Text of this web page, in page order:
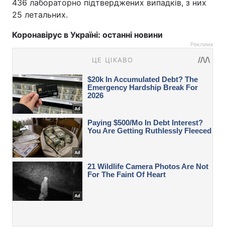
436 лабораторно підтверджених випадків, з них
25 летальних.
Коронавірус в Україні: останні новини
Реклама